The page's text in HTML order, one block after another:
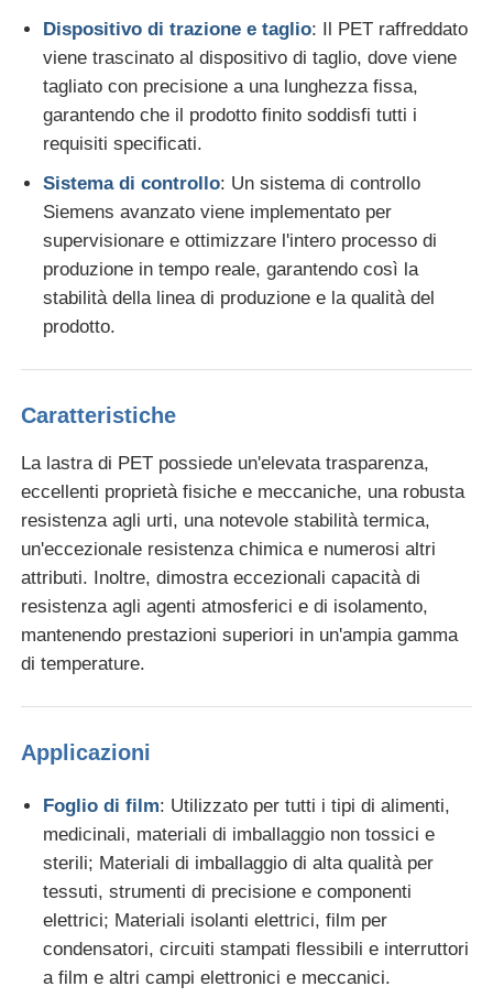
Linea dell'estrusione della fascia di bordo del PVC
Calandria a rotoli
Dispositivo di trazione e taglio: Il PET raffreddato
viene trascinato al dispositivo di taglio, dove viene
tagliato con precisione a una lunghezza fissa,
garantendo che il prodotto finito soddisfi tutti i
requisiti specificati.
Sistema di controllo: Un sistema di controllo
Siemens avanzato viene implementato per
supervisionare e ottimizzare l'intero processo di
produzione in tempo reale, garantendo così la
stabilità della linea di produzione e la qualità del
prodotto.
Caratteristiche
La lastra di PET possiede un'elevata trasparenza,
eccellenti proprietà fisiche e meccaniche, una robusta
resistenza agli urti, una notevole stabilità termica,
un'eccezionale resistenza chimica e numerosi altri
attributi. Inoltre, dimostra eccezionali capacità di
resistenza agli agenti atmosferici e di isolamento,
mantenendo prestazioni superiori in un'ampia gamma
di temperature.
Applicazioni
Foglio di film: Utilizzato per tutti i tipi di alimenti,
medicinali, materiali di imballaggio non tossici e
sterili; Materiali di imballaggio di alta qualità per
tessuti, strumenti di precisione e componenti
elettrici; Materiali isolanti elettrici, film per
condensatori, circuiti stampati flessibili e interruttori
a film e altri campi elettronici e meccanici.